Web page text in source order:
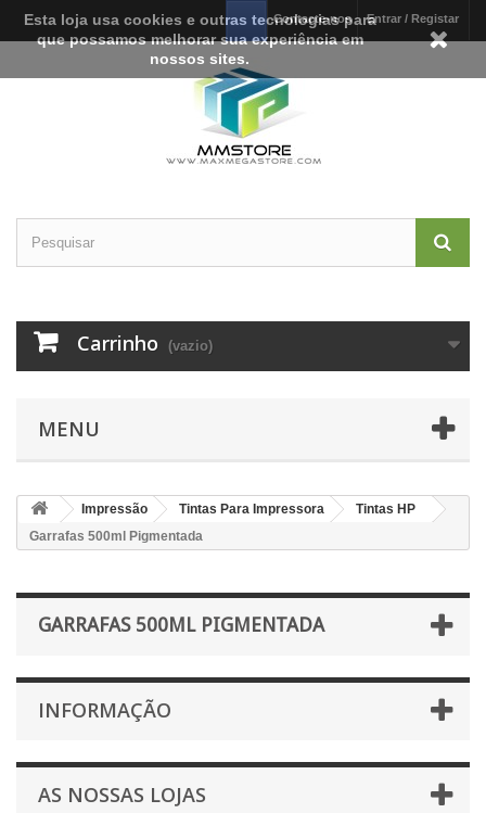
Entrar / Registar
Contacte-nos
Carrinho (vazio)
MENU
Impressão Tintas Para Impressora
Tintas HP
Garrafas 500ml Pigmentada
GARRAFAS 500ML PIGMENTADA
INFORMAÇÃO
AS NOSSAS LOJAS
Esta loja usa cookies e outras tecnologias para
que possamos melhorar sua experiência em
nossos sites.